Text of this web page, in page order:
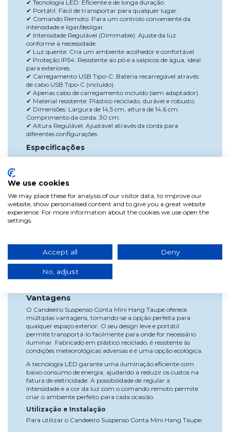
✔ Tecnologia LED: Eficiente e de longa duração.
✔ Portátil: Fácil de transportar para qualquer lugar.
✔ Comando Remoto: Para um controlo conveniente da
intensidade e ligar/desligar.
✔ Intensidade Regulável (Dimmable): Ajuste da luz
conforme a necessidade.
✔ Luz quente: Cria um ambiente acolhedor e confortável.
✔ Proteção IP54: Resistente ao pó e a salpicos de água, ideal
para exteriores.
✔ Carregamento USB Tipo-C: Bateria recarregável através
de cabo USB Tipo-C (incluído).
✔ Apenas cabo de carregamento incluído (sem adaptador).
✔ Material resistente: Plástico reciclado, durável e robusto.
✔ Dimensões: Largura de 14,5 cm, altura de 14,6 cm.
Comprimento da corda: 30 cm.
✔ Altura Regulável: Ajustável através da corda para
diferentes configurações.
Especificações
Material: Plástico reciclado
Comando Remoto: Incluído
Intensidade Regulável (Dimmable): Sim
Modo de Funcionamento: Recarregável
Cor da Luz: Quente
Altura: 14,6 cm
Altura Regulável: Sim, ajustável através da corda
Carregamento USB: Tipo-C
Apenas cabo de carregamento incluído (sem
adaptador).
Vantagens
O Candeeiro Suspenso Conta Mini Hang Taupe oferece
múltiplas vantagens, tornando-se a opção perfeita para
qualquer espaço exterior. O seu design leve e portátil
permite transportá-lo facilmente para onde for necessário
iluminar. Fabricado em plástico reciclado, é resistente às
condições meteorológicas adversas e é uma opção ecológica.
A tecnologia LED garante uma iluminação eficiente com
baixo consumo de energia, ajudando a reduzir os custos na
fatura de eletricidade. A possibilidade de regular a
intensidade e a cor da luz com o comando remoto permite
criar o ambiente perfeito para cada ocasião.
Utilização e Instalação
Para utilizar o Candeeiro Suspenso Conta Mini Hang Taupe:
We use cookies
We may place these for analysis of our visitor data, to improve our
website, show personalised content and to give you a great website
experience. For more information about the cookies we use open the
settings.
Accept all Deny
No, adjust